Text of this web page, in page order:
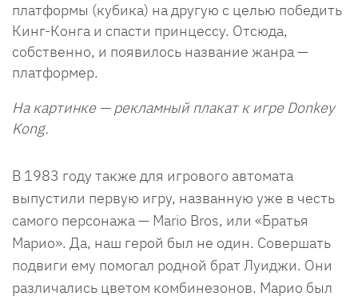
платформы (кубика) на другую с целью победить
Кинг-Конга и спасти принцессу. Отсюда,
собственно, и появилось название жанра —
платформер.
На картинке — рекламный плакат к игре Donkey
Kong.
В 1983 году также для игрового автомата
выпустили первую игру, названную уже в честь
самого персонажа — Mario Bros, или «Братья
Марио». Да, наш герой был не один. Совершать
подвиги ему помогал родной брат Луиджи. Они
различались цветом комбинезонов. Марио был